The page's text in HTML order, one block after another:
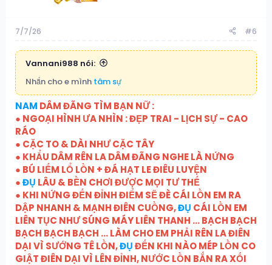
7/7/26 #6
Vannani988 nói:
Nhắn cho e mình tâm sự
NAM DÂM ĐÃNG TÌM BẠN NỮ :
● NGOẠI HÌNH ƯA NHÌN : ĐẸP TRAI - LỊCH SỰ - CAO
RÁO
● CẶC TO & DÀI NHƯ CẶC TÂY
● KHẨU DÂM RÊN LA DÂM ĐÃNG NGHE LÀ NỨNG
● BÚ LIẾM LỔ LỒN + ĐÁ HẠT LE ĐIÊU LUYỆN
●ĐỤ LÂU & BỀN CHƠI ĐƯỢC MỌI TƯ THẾ
● KHI NỨNG ĐẾN ĐỈNH ĐIỂM SẼ ĐÈ CÁI LỒN EM RA
DẬP NHANH & MẠNH ĐIÊN CUỒNG,ĐỤ CÁI LỒN EM
LIÊN TỤC NHƯ SÚNG MÁY LIÊN THANH ... BẠCH BẠCH
BẠCH BẠCH BẠCH ... LÀM CHO EM PHẢI RÊN LA ĐIÊN
DẠI VÌ SƯỚNG TÊ LỒN,ĐỤĐẾN KHI NÀO MÉP LỒN CO
GIẬT ĐIÊN DẠI VÌ LÊN ĐỈNH, NƯỚC LỒN BẮN RA XỐI